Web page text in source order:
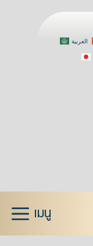
العربية
เมนู